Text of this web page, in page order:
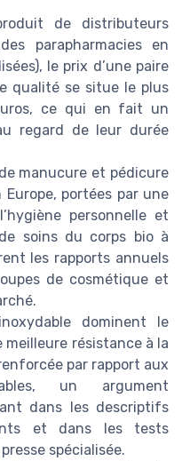
de distributeurs
parapharmacies en
le prix d’une paire
qualité se situe le plus
ce qui en fait un
regard de leur durée
manucure et pédicure
portées par une
personnelle et
soins du corps bio à
les rapports annuels
de cosmétique et
dominent le
résistance à la
par rapport aux
un argument
dans les descriptifs
et dans les tests
spécialisée.